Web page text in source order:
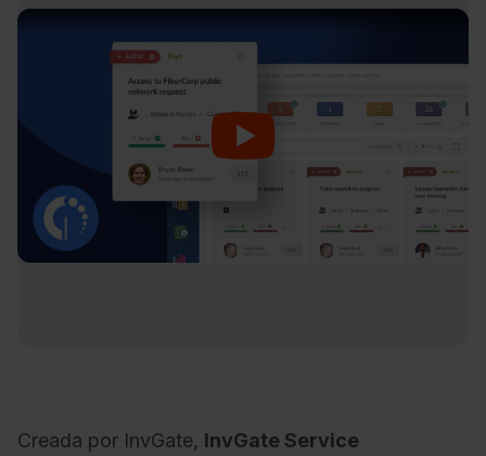
Creada por InvGate, InvGate Service